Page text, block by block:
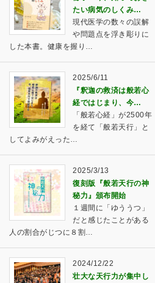
たい病気のしくみ…
現代医学の数々の誤解
や問題点を浮き彫りに
した本書。健康を握り…
2025/6/11
『釈迦の救済は般若心
経ではじまり、今…
「般若心経」が2500年
を経て「般若天行」と
してよみがえった…
2025/3/13
復刻版『般若天行の神
秘力』頒布開始
１週間に「ゆううつ」
だと感じたことがある
人の割合がじつに８割…
2024/12/22
壮大な天行力が集中し